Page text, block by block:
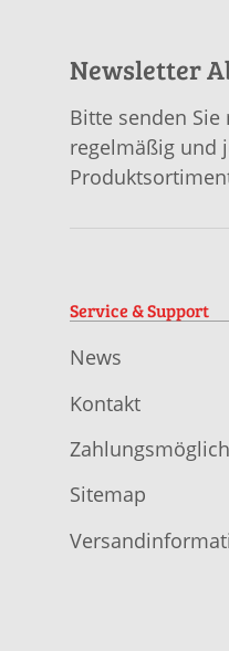
Newsletter
Bitte senden
regelmäßig und
Service & Support
News
Kontakt
Sitemap